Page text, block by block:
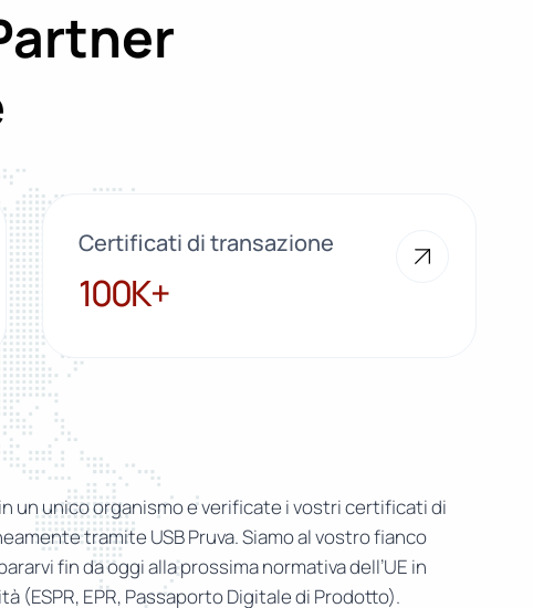
Certificati di transazione
100K+
100K+
un unico organismo e verificate i vostri certificati di
tramite USB Pruva. Siamo al vostro fianco
fin da oggi alla prossima normativa dell’UE in
(ESPR, EPR, Passaporto Digitale di Prodotto).